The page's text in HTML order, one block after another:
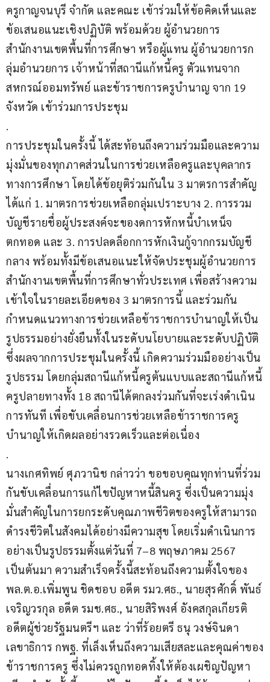
ครูกาญจนบุรี จำกัด และคณะ เข้าร่วมให้ข้อคิดเห็นและ
ข้อเสนอแนะเชิงปฏิบัติ พร้อมด้วย ผู้อำนวยการ
สำนักงานเขตพื้นที่การศึกษา หรือผู้แทน ผู้อำนวยการก
ลุ่มอำนวยการ เจ้าหน้าที่สถานีแก้หนี้ครู ตัวแทนจาก
สหกรณ์ออมทรัพย์ และข้าราชการครูบำนาญ จาก 19
จังหวัด เข้าร่วมการประชุม
.
การประชุมในครั้งนี้ ได้สะท้อนถึงความร่วมมือและความ
มุ่งมั่นของทุกภาคส่วนในการช่วยเหลือครูและบุคลากร
ทางการศึกษา โดยได้ข้อยุติร่วมกันใน 3 มาตรการสำคัญ
ได้แก่ 1. มาตรการช่วยเหลือกลุ่มเปราะบาง 2. การรวม
บัญชีรายชื่อผู้ประสงค์จะของดการหักหนี้บำเหน็จ
ตกทอด และ 3. การปลดล็อกการหักเงินกู้จากกรมบัญชี
กลาง พร้อมทั้งมีข้อเสนอแนะให้จัดประชุมผู้อำนวยการ
สำนักงานเขตพื้นที่การศึกษาทั่วประเทศ เพื่อสร้างความ
เข้าใจในรายละเอียดของ 3 มาตรการนี้ และร่วมกัน
กำหนดแนวทางการช่วยเหลือข้าราชการบำนาญให้เป็น
รูปธรรมอย่างยั่งยืนทั้งในระดับนโยบายและระดับปฏิบัติ
ซึ่งผลจากการประชุมในครั้งนี้ เกิดความร่วมมืออย่างเป็น
รูปธรรม โดยกลุ่มสถานีแก้หนี้ครูต้นแบบและสถานีแก้หนี้
ครูปลายทางทั้ง 18 สถานีได้ตกลงร่วมกันที่จะเร่งดำเนิน
การทันที เพื่อขับเคลื่อนการช่วยเหลือข้าราชการครู
บำนาญให้เกิดผลอย่างรวดเร็วและต่อเนื่อง
.
นางเกศทิพย์ ศุภวานิช กล่าวว่า ขอขอบคุณทุกท่านที่ร่วม
กันขับเคลื่อนการแก้ไขปัญหาหนี้สินครู ซึ่งเป็นความมุ่ง
มั่นสำคัญในการยกระดับคุณภาพชีวิตของครูให้สามารถ
ดำรงชีวิตในสังคมได้อย่างมีความสุข โดยเริ่มดำเนินการ
อย่างเป็นรูปธรรมตั้งแต่วันที่ 7–8 พฤษภาคม 2567
เป็นต้นมา ความสำเร็จครั้งนี้สะท้อนถึงความตั้งใจของ
พล.ต.อ.เพิ่มพูน ชิดชอบ อดีต รมว.ศธ., นายสุรศักดิ์ พันธ์
เจริญวรกุล อดีต รมช.ศธ., นายสิริพงศ์ อังคสกุลเกียรติ
อดีตผู้ช่วยรัฐมนตรีฯ และ ว่าที่ร้อยตรี ธนุ วงษ์จินดา
เลขาธิการ กพฐ. ที่เล็งเห็นถึงความเสียสละและคุณค่าของ
ข้าราชการครู ซึ่งไม่ควรถูกทอดทิ้งให้ต้องเผชิญปัญหา